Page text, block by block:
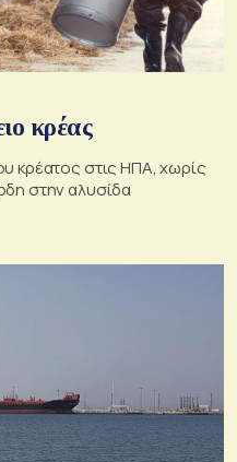
κρέας
κρέατος στις ΗΠΑ, χωρίς
στην αλυσίδα